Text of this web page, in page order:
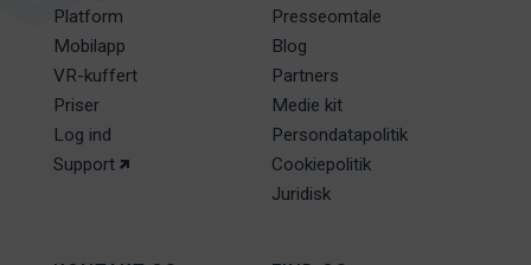
Platform
Mobilapp
VR-kuffert
Priser
Log ind
Support
Presseomtale
Blog
Partners
Medie kit
Persondatapolitik
Cookiepolitik
Juridisk